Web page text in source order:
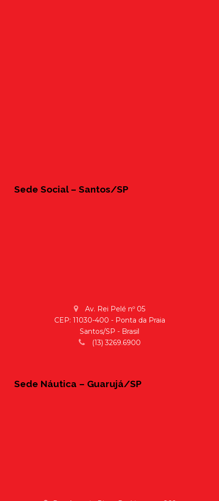
Sede Social – Santos/SP
Av. Rei Pelé nº 05
CEP: 11030-400 - Ponta da Praia
Santos/SP - Brasil
(13) 3269.6900
Sede Náutica – Guarujá/SP